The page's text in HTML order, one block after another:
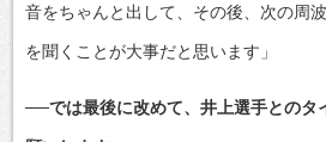
音をちゃんと出して、その後、次の周
を聞くことが大事だと思います」
──では最後に改めて、井上選手とのタ